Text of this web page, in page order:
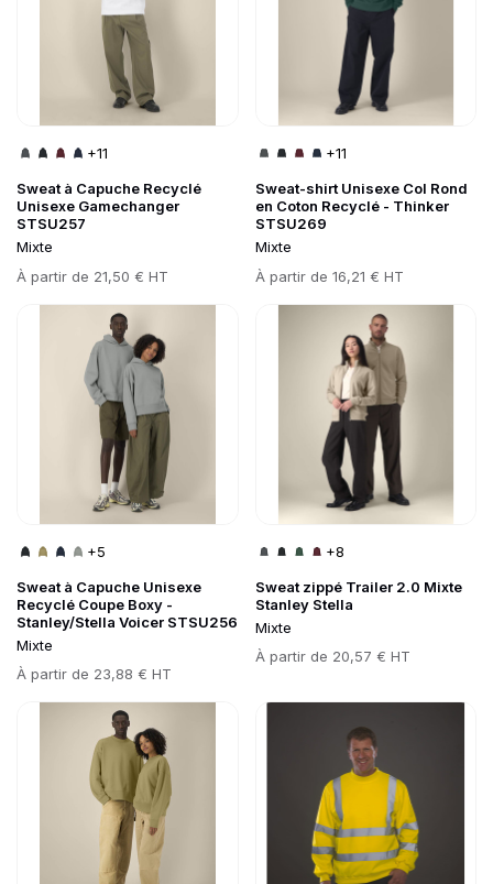
Sweat à Capuche Recyclé
Unisexe Gamechanger
STSU257
Mixte
Prix
À partir de 21,50 € HT
+11
Sweat-shirt Unisexe Col Rond
en Coton Recyclé - Thinker
STSU269
Mixte
Prix
À partir de 16,21 € HT
+11
Sweat à Capuche Unisexe
Recyclé Coupe Boxy -
Stanley/Stella Voicer STSU256
Mixte
Prix
À partir de 23,88 € HT
+5
Go to product page
Sweat zippé Trailer 2.0 Mixte
Stanley Stella
Mixte
Prix
À partir de 20,57 € HT
+8
Go to product page
Go to product page